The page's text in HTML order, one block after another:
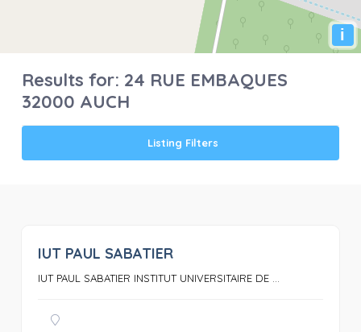
i
Results for: 24 RUE EMBAQUES
32000 AUCH
Listing Filters
IUT PAUL SABATIER
IUT PAUL SABATIER INSTITUT UNIVERSITAIRE DE ...